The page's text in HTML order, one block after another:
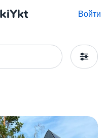
Войти